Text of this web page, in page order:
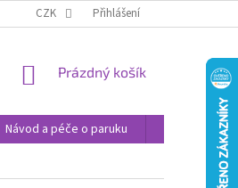
OBCHODNÍ PODMÍNKY PODMÍNKY
CZK Přihlášení
NÁKUPNÍ
Prázdný košík
Návod a péče o paruku Příspěvek